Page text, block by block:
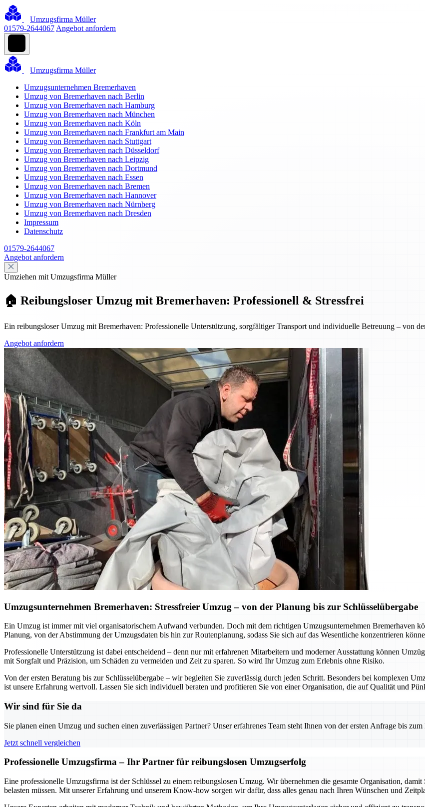
Umzugsfirma Müller
01579-2644067 Angebot anfordern
Umzugsfirma Müller
Umzugsunternehmen Bremerhaven
Umzug von Bremerhaven nach Berlin
Umzug von Bremerhaven nach Hamburg
Umzug von Bremerhaven nach München
Umzug von Bremerhaven nach Köln
Umzug von Bremerhaven nach Frankfurt am Main
Umzug von Bremerhaven nach Stuttgart
Umzug von Bremerhaven nach Düsseldorf
Umzug von Bremerhaven nach Leipzig
Umzug von Bremerhaven nach Dortmund
Umzug von Bremerhaven nach Essen
Umzug von Bremerhaven nach Bremen
Umzug von Bremerhaven nach Hannover
Umzug von Bremerhaven nach Nürnberg
Umzug von Bremerhaven nach Dresden
Impressum
Datenschutz
01579-2644067
Angebot anfordern
Umziehen mit Umzugsfirma Müller
🏠 Reibungsloser Umzug mit Bremerhaven: Professionell & Stressfrei
Ein reibungsloser Umzug mit Bremerhaven: Professionelle Unterstützung, sorgfältiger Transport und individuelle Betreuung – von
Angebot anfordern
Umzugsunternehmen Bremerhaven: Stressfreier Umzug – von der Planung bis zur Schlüsselübergabe
Ein Umzug ist immer mit viel organisatorischem Aufwand verbunden. Doch mit dem richtigen Umzugsunternehmen Bremerhaven
Planung, von der Abstimmung der Umzugsdaten bis hin zur Routenplanung, sodass Sie sich auf das Wesentliche konzentrieren
Professionelle Unterstützung ist dabei entscheidend – denn nur mit erfahrenen Mitarbeitern und moderner Ausstattung können
mit Sorgfalt und Präzision, um Schäden zu vermeiden und Zeit zu sparen. So wird Ihr Umzug zum Erlebnis ohne Risiko.
Von der ersten Beratung bis zur Schlüsselübergabe – wir begleiten Sie zuverlässig durch jeden Schritt. Besonders bei komplexen
ist unsere Erfahrung wertvoll. Lassen Sie sich individuell beraten und profitieren Sie von einer Organisation, die auf Qualität und
Wir sind für Sie da
Sie planen einen Umzug und suchen einen zuverlässigen Partner? Unser erfahrenes Team steht Ihnen von der ersten Anfrage bis
Jetzt schnell vergleichen
Professionelle Umzugsfirma – Ihr Partner für reibungslosen Umzugserfolg
Eine professionelle Umzugsfirma ist der Schlüssel zu einem reibungslosen Umzug. Wir übernehmen die gesamte Organisation,
belasten müssen. Mit unserer Erfahrung und unserem Know-how sorgen wir dafür, dass alles genau nach Ihren Wünschen und